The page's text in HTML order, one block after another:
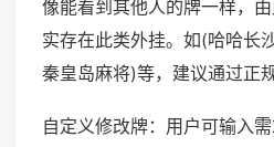
像能看到其他人的牌一样，
实存在此类外挂。如(哈哈长
秦皇岛麻将)等，建议通过正
自定义修改牌：用户可输入